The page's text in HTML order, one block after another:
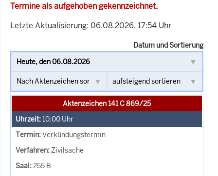
Termine als aufgehoben gekennzeichnet.
Letzte Aktualisierung: 06.08.2026, 17:54 Uhr
Datum und Sortierung
Aktenzeichen 141 C 869/25
10:00 Uhr
Verkündungstermin
Zivilsache
255 B